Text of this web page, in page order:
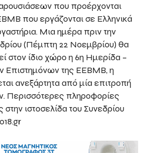
που προέρχονται
που εργάζονται σε Ελληνικά
Μια ημέρα πριν την
(Πέμπτη 22 Νοεμβρίου) θα
στον ίδιο χώρο η 6η Ημερίδα –
Επιστημόνων της ΕΕΒΜΒ, η
ανεξάρτητα από μία επιτροπή
Περισσότερες πληροφορίες
στην ιστοσελίδα του Συνεδρίου